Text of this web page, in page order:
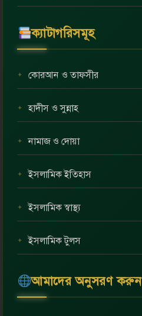
ক্যাটাগরিসমূহ
কোরআন ও তাফসীর
হাদীস ও সুন্নাহ
নামাজ ও দোয়া
ইসলামিক ইতিহাস
ইসলামিক স্বাস্থ্য
ইসলামিক টুলস
আমাদের অনুসরণ করুন